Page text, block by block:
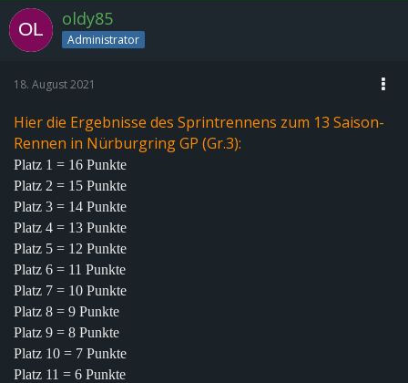
oldy85
Administrator
18. August 2021
Hier die Ergebnisse des Sprintrennens zum 13 Saison-
Rennen in Nürburgring GP (Gr.3):
Platz 1 = 16 Punkte
Platz 2 = 15 Punkte
Platz 3 = 14 Punkte
Platz 4 = 13 Punkte
Platz 5 = 12 Punkte
Platz 6 = 11 Punkte
Platz 7 = 10 Punkte
Platz 8 = 9 Punkte
Platz 9 = 8 Punkte
Platz 10 = 7 Punkte
Platz 11 = 6 Punkte